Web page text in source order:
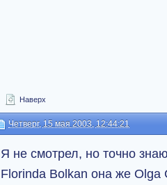
Наверх
Четверг, 15 мая 2003, 12:44:21
Я не смотрел, но точно
Florinda Bolkan она же